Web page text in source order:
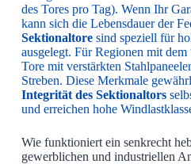
des Tores pro Tag). Wenn Ihr
kann sich die Lebensdauer der
Sektionaltoresind speziell für
ausgelegt. Für Regionen mit
Tore mit verstärkten
Streben. Diese Merkmale
Integrität des Sektionaltors
und erreichen hohe
Wie funktioniert ein senkrecht
gewerblichen und industriellen